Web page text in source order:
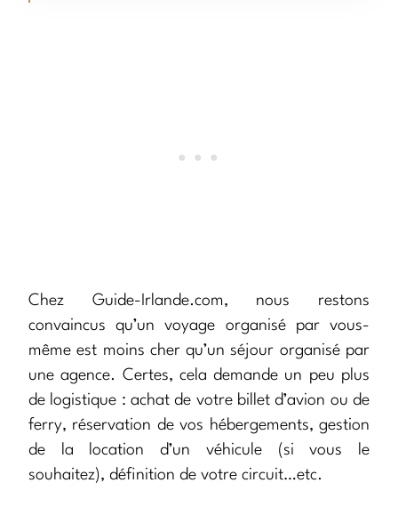
Chez Guide-Irlande.com, nous restons
convaincus qu’un voyage organisé par vous-
même est moins cher qu’un séjour organisé par
une agence. Certes, cela demande un peu plus
de logistique : achat de votre billet d’avion ou de
ferry, réservation de vos hébergements, gestion
de la location d’un véhicule (si vous le
souhaitez), définition de votre circuit…etc.